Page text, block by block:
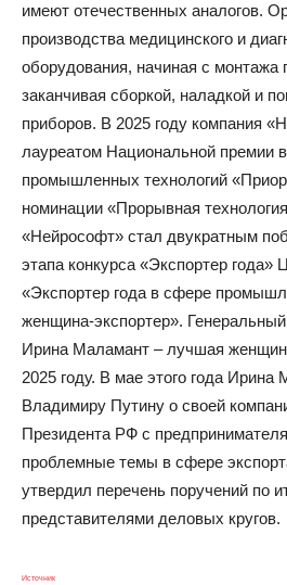
имеют отечественных аналогов.
производства медицинского и
оборудования, начиная с монтажа
заканчивая сборкой, наладкой и
приборов. В 2025 году компания
лауреатом Национальной премии
промышленных технологий
номинации «Прорывная
«Нейрософт» стал двукратным
этапа конкурса «Экспортер
«Экспортер года в сфере
женщина-экспортер».
Ирина Маламант – лучшая
2025 году. В мае этого года Ирина
Владимиру Путину о своей
Президента РФ с
проблемные темы в сфере
утвердил перечень поручений по
представителями деловых кругов.
Источник